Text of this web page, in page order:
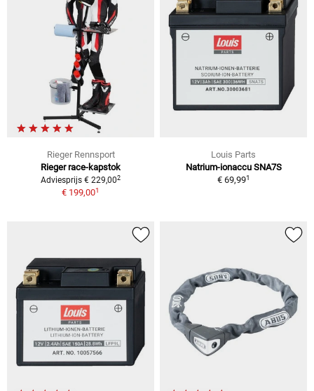
Rieger Rennsport
Rieger race-kapstok
Adviesprijs € 229,002
€ 199,001
Louis Parts
Natrium-ionaccu SNA7S
€ 69,991